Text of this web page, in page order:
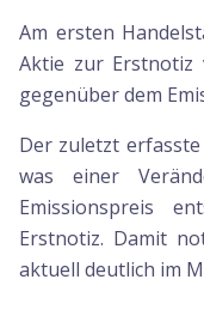
Am ersten
Aktie zur Erstnotiz
gegenüber dem
Der zuletzt erfasste
was einer
Emissionspreis
Erstnotiz. Damit
aktuell deutlich im